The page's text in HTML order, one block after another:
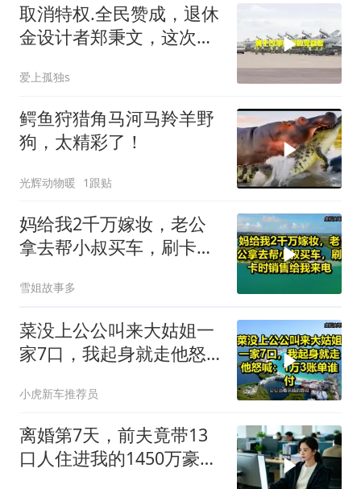
取消特权.全民赞成，退休
金设计者郑秉文，这次站
爱上孤独s
鳄鱼狩猎角马河马羚羊野
狗，太精彩了！
光辉动物暖 1跟贴
妈给我2千万嫁妆，老公
拿去帮小叔买车，刷卡时
雪姐故事多
菜没上公公叫来大姑姐一
家7口，我起身就走他怒
小虎新车推荐员
离婚第7天，前夫竟带13
口人住进我的1450万豪